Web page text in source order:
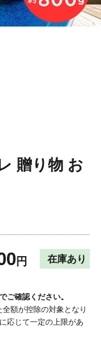
贈り物 お
円 在庫あり
でご確認ください。
額が控除の対象となり
応じて一定の上限があ